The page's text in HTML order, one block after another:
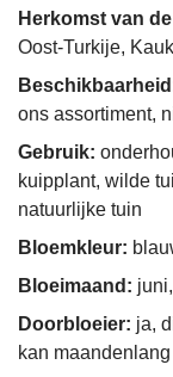
Herkomst van
Oost-Turkije,
ons assortiment,
Gebruik:
kuipplant, wilde
natuurlijke tuin
Bloemkleur:
Bloeimaand:
Doorbloeier: ja,
kan